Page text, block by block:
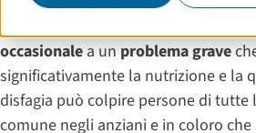
Questa condizione può variare da un
occasionalea unproblema grave
significativamente la nutrizione e la
disfagia può colpire persone di tutte
comune negli anziani e in coloro